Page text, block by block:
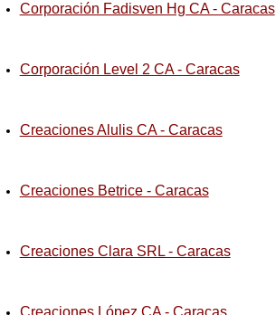
Corporación Fadisven Hg CA - Caracas
Corporación Level 2 CA - Caracas
Creaciones Alulis CA - Caracas
Creaciones Betrice - Caracas
Creaciones Clara SRL - Caracas